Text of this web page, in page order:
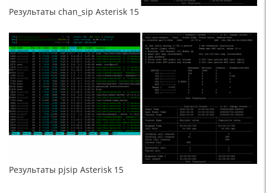
Результаты chan_sip Asterisk 15
Результаты pjsip Asterisk 15